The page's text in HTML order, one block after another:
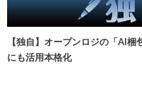
【独自】オープンロジの「AI
にも活用本格化